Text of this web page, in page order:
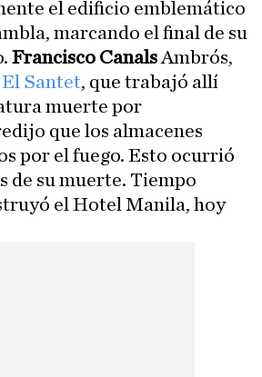
el edificio emblemático
marcando el final de su
Francisco Canals Ambrós,
Santet, que trabajó allí
muerte por
que los almacenes
por el fuego. Esto ocurrió
de su muerte. Tiempo
el Hotel Manila, hoy